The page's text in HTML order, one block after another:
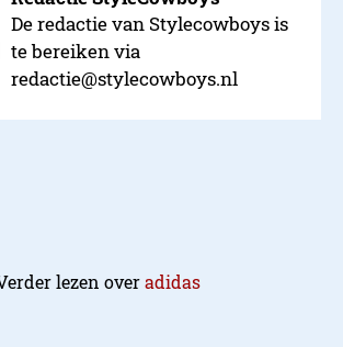
De redactie van Stylecowboys is
te bereiken via
redactie@stylecowboys.nl
lezen overadidas